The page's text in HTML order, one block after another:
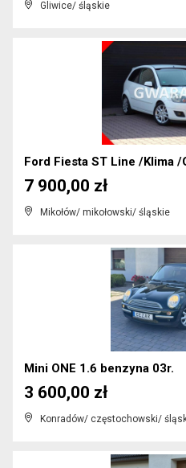
Gliwice/ śląskie
Ford Fiesta ST Line /Klima
Mikołów/ mikołowski/ śląskie
7 900,00 zł
Mini ONE 1.6 benzyna 03r.
Konradów/ częstochowski/
3 600,00 zł